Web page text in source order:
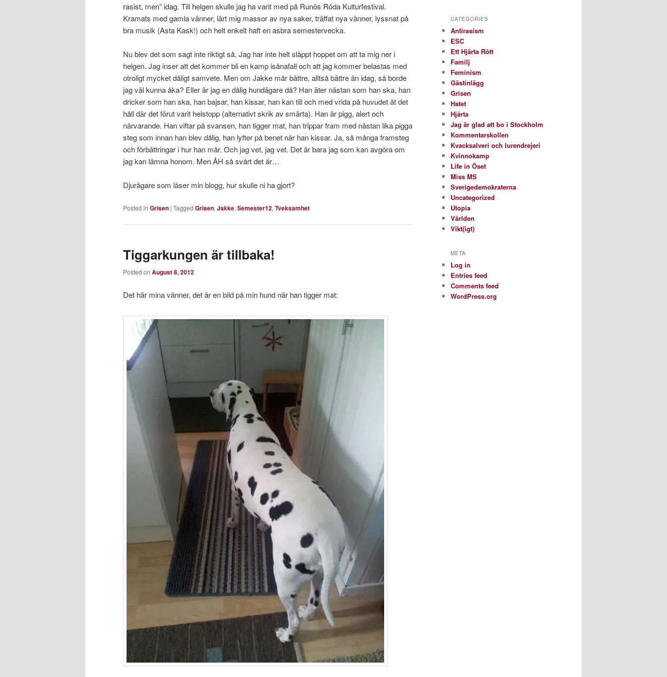
rasist, men” idag. Till helgen skulle jag ha varit med på Runös Röda Kulturfestival.
Kramats med gamla vänner, lärt mig massor av nya saker, träffat nya vänner, lyssnat på
bra musik (Asta Kask!) och helt enkelt haft en asbra semestervecka.
Nu blev det som sagt inte riktigt så. Jag har inte helt släppt hoppet om att ta mig ner i
helgen. Jag inser att det kommer bli en kamp isånafall och att jag kommer belastas med
otroligt mycket dåligt samvete. Men om Jakke mår bättre, alltså bättre än idag, så borde
jag väl kunna åka? Eller är jag en dålig hundägare då? Han äter nästan som han ska, han
dricker som han ska, han bajsar, han kissar, han kan till och med vrida på huvudet åt det
håll där det förut varit helstopp (alternativt skrik av smärta). Han är pigg, alert och
närvarande. Han viftar på svansen, han tigger mat, han trippar fram med nästan lika pigga
steg som innan han blev dålig, han lyfter på benet när han kissar. Ja, så många framsteg
och förbättringar i hur han mår. Och jag vet, jag vet. Det är bara jag som kan avgöra om
jag kan lämna honom. Men ÅH så svårt det är…
Djurägare som läser min blogg, hur skulle ni ha gjort?
Posted in Grisen | Tagged Grisen, Jakke, Semester12, Tveksamhet
Tiggarkungen är tillbaka!
Posted on August 8, 2012
Det här mina vänner, det är en bild på min hund när han tigger mat:
CATEGORIES
Antirasism
ESC
Ett Hjärta Rött
Familj
Feminism
Gästinlägg
Grisen
Hatet
Hjärta
Jag är glad att bo i Stockholm
Kommentarskollen
Kvacksalveri och lurendrejeri
Kvinnokamp
Life in Öset
Miss MS
Sverigedemokraterna
Uncategorized
Utopia
Världen
Vikt(igt)
META
Log in
Entries feed
Comments feed
WordPress.org